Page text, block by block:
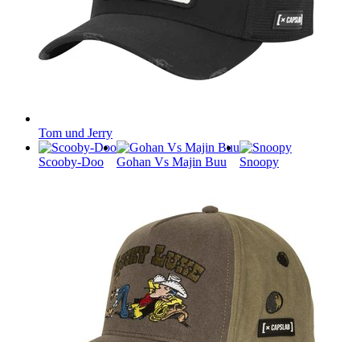
Tom und Jerry
Scooby-Doo Gohan Vs Majin Buu Snoopy